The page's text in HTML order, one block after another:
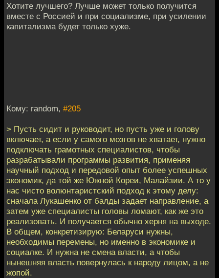
Хотите лучшего? Лучше может только получится
вместе с Россией и при социализме, при усилении
капитализма будет только хуже.
Кому: random, #205
> Пусть сидит и руководит, но пусть уже и голову
включает, а если у самого мозгов не хватает, нужно
подключать грамотных специалистов, чтобы
разрабатывали программы развития, применяя
научный подход и передовой опыт более успешных
экономик, да той же Южной Кореи, Малайзии. А то у
нас чисто волюнтаристский подход к этому делу:
сначала Лукашенко от балды задает направление, а
затем уже специалисты головы ломают, как же это
реализовать. И получается обычно херня на выходе.
В общем, конкретизирую: Беларуси нужны,
необходимы перемены, но именно в экономике и
социалке. И нужна не смена власти, а чтобы
нынешняя власть повернулась к народу лицом, а не
жопой.